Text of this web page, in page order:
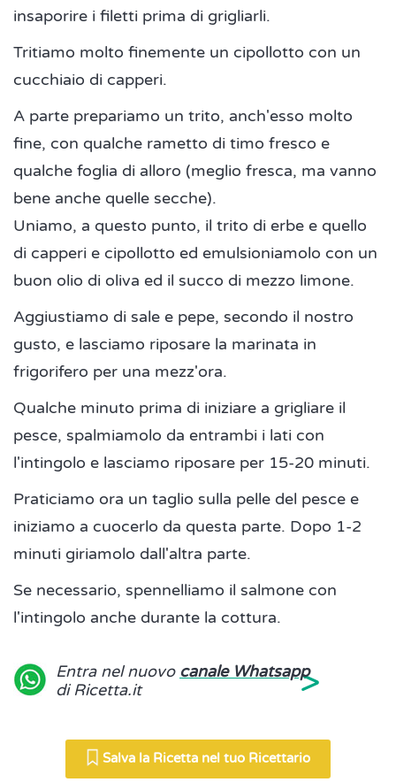
insaporire i filetti prima di grigliarli.
Tritiamo molto finemente un cipollotto con un
cucchiaio di capperi.
A parte prepariamo un trito, anch'esso molto
fine, con qualche rametto di timo fresco e
qualche foglia di alloro (meglio fresca, ma vanno
bene anche quelle secche).
Uniamo, a questo punto, il trito di erbe e quello
di capperi e cipollotto ed emulsioniamolo con un
buon olio di oliva ed il succo di mezzo limone.
Aggiustiamo di sale e pepe, secondo il nostro
gusto, e lasciamo riposare la marinata in
frigorifero per una mezz'ora.
Qualche minuto prima di iniziare a grigliare il
pesce, spalmiamolo da entrambi i lati con
l'intingolo e lasciamo riposare per 15-20 minuti.
Praticiamo ora un taglio sulla pelle del pesce e
iniziamo a cuocerlo da questa parte. Dopo 1-2
minuti giriamolo dall'altra parte.
Se necessario, spennelliamo il salmone con
l'intingolo anche durante la cottura.
Entra nel nuovo canale Whatsapp
di Ricetta.it
>
Salva la Ricetta nel tuo Ricettario